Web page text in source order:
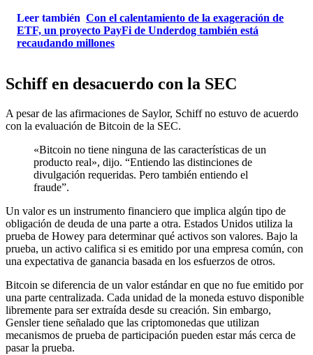
Leer también Con el calentamiento de la exageración de
ETF, un proyecto PayFi de Underdog también está
recaudando millones
Schiff en desacuerdo con la SEC
A pesar de las afirmaciones de Saylor, Schiff no estuvo de acuerdo
con la evaluación de Bitcoin de la SEC.
«Bitcoin no tiene ninguna de las características de un
producto real», dijo. “Entiendo las distinciones de
divulgación requeridas. Pero también entiendo el
fraude”.
Un valor es un instrumento financiero que implica algún tipo de
obligación de deuda de una parte a otra. Estados Unidos utiliza la
prueba de Howey para determinar qué activos son valores. Bajo la
prueba, un activo califica si es emitido por una empresa común, con
una expectativa de ganancia basada en los esfuerzos de otros.
Bitcoin se diferencia de un valor estándar en que no fue emitido por
una parte centralizada. Cada unidad de la moneda estuvo disponible
libremente para ser extraída desde su creación. Sin embargo,
Gensler tiene señalado que las criptomonedas que utilizan
mecanismos de prueba de participación pueden estar más cerca de
pasar la prueba.